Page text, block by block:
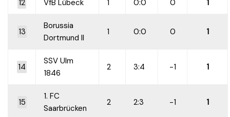
12 VfB Lübeck 1 0:0 0 1
13
Borussia
Dortmund II
1 0:0 0 1
14
SSV Ulm
1846
2 3:4 -1 1
15
1. FC
Saarbrücken
2 2:3 -1 1